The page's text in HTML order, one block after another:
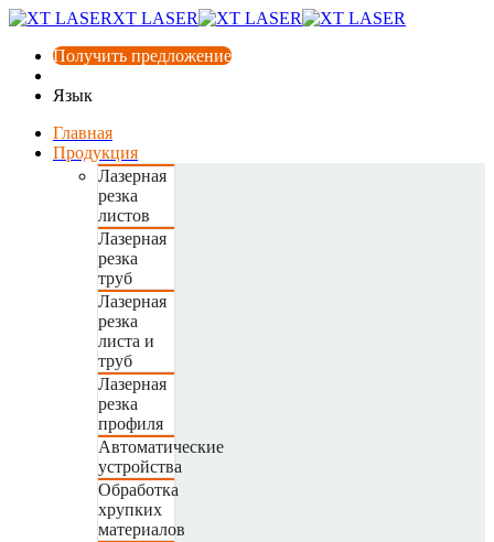
XT LASER
Получить предложение
Язык
Главная
Продукция
Лазерная
резка
листов
Лазерная
резка
труб
Лазерная
резка
листа и
труб
Лазерная
резка
профиля
Автоматические
устройства
Обработка
хрупких
материалов